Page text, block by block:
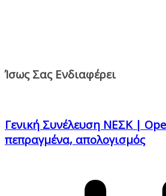
Ίσως Σας Ενδιαφέρει
Γενική Συνέλευση ΝΕΣΚ |
πεπραγμένα, απολογισμός